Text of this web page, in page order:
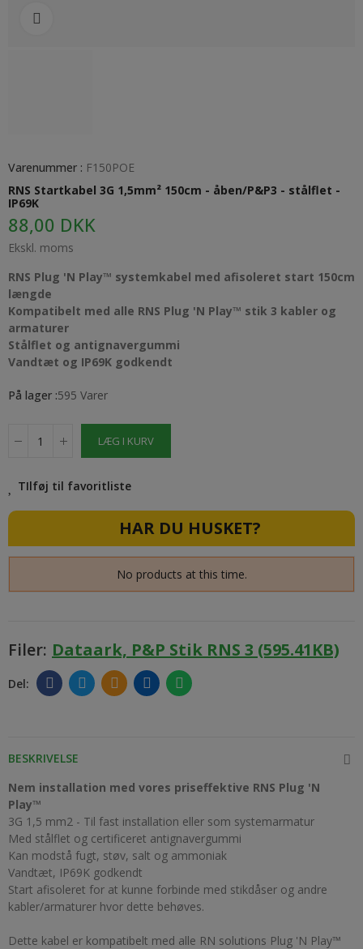
Varenummer : F150POE
RNS Startkabel 3G 1,5mm² 150cm - åben/P&P3 - stålflet -
IP69K
88,00 DKK
Ekskl. moms
RNS Plug 'N Play™ systemkabel med afisoleret start 150cm
længde
Kompatibelt med alle RNS Plug 'N Play™ stik 3 kabler og
armaturer
Stålflet og antignavergummi
Vandtæt og IP69K godkendt
På lager :595 Varer
LÆG I KURV
TIlføj til favoritliste
HAR DU HUSKET?
No products at this time.
Filer: Dataark, P&P Stik RNS 3 (595.41KB)
BESKRIVELSE
Nem installation med vores priseffektive RNS Plug 'N
Play™
3G 1,5 mm2 - Til fast installation eller som systemarmatur
Med stålflet og certificeret antignavergummi
Kan modstå fugt, støv, salt og ammoniak
Vandtæt, IP69K godkendt
Start afisoleret for at kunne forbinde med stikdåser og andre
kabler/armaturer hvor dette behøves.
Dette kabel er kompatibelt med alle RN solutions Plug 'N Play™